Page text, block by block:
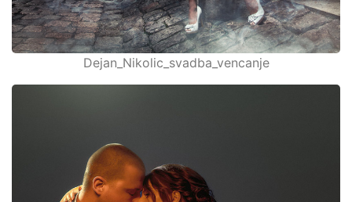
Dejan_Nikolic_svadba_vencanje